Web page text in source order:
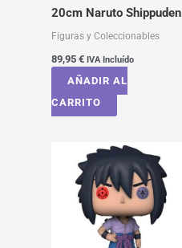
20cm Naruto Shippuden
Figuras y Coleccionables
89,95 € IVA Incluído
AÑADIR AL
CARRITO